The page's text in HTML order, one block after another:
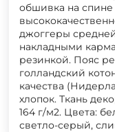
обшивка на
джоггеры
накладными
резинкой. Пояс
голландский
качества
хлопок. Ткань
164 г/м2. Цвета:
светло-серый,